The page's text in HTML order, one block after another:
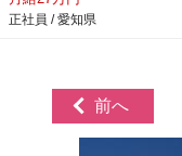
正社員 / 愛知県
前へ